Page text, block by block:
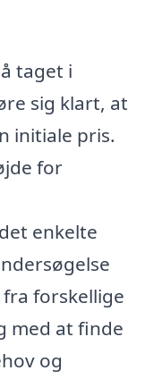
taget i
sig klart, at
initiale pris.
for
enkelte
forskellige
med at finde
og